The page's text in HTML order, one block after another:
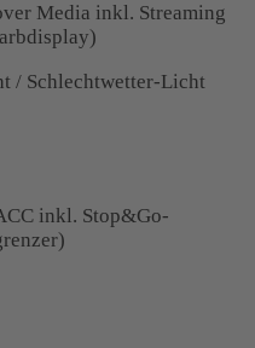
Media inkl. Streaming
/ Schlechtwetter-Licht
inkl. Stop&Go-